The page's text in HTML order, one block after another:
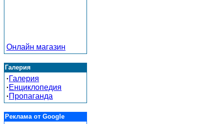
Онлайн магазин
Галерия
·Галерия
·Енциклопедия
·Пропаганда
Реклама от Google